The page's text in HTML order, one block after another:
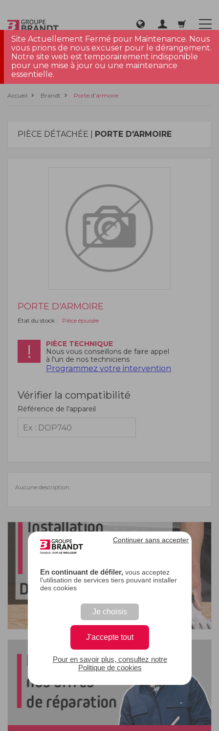
En continuant de défiler,vous acceptez
l'utilisation de services tiers pouvant installer
des cookies
Je choisis
J'accepte tout
Continuer sans accepter
Pour en savoir plus, consultez notre
Politique de cookies
Site Actuellement Fermé pour Maintenance. Nous
vous prions de nous excuser pour le dérangement.
Notre site web est temporairement indisponible
pour une mise à jour ou une maintenance
essentielle.
Accueil Brandt Porte d'armoire
PIÈCE DÉTACHÉE | PORTE D'ARMOIRE
PORTE D'ARMOIRE
État du stock : Pièce épuisée
PIÈCE TECHNIQUE
Nous vous conseillons de faire appel
à l'un de nos techniciens
Programmez votre intervention
Vérifier la compatibilité
Référence de l'appareil
Aucune description.